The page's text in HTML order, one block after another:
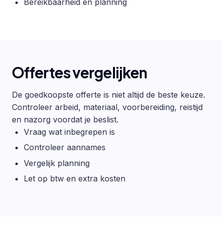
Bereikbaarheid en planning
Offertes vergelijken
De goedkoopste offerte is niet altijd de beste keuze.
Controleer arbeid, materiaal, voorbereiding, reistijd
en nazorg voordat je beslist.
Vraag wat inbegrepen is
Controleer aannames
Vergelijk planning
Let op btw en extra kosten